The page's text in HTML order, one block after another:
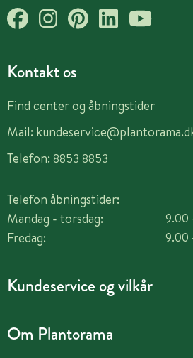
Kontakt os
Find center og åbningstider
Mail:
Telefon: 8853 8853
Telefon åbningstider:
Mandag - torsdag:
Fredag:
9.00
9.00
Kundeservice og vilkår
Om Plantorama